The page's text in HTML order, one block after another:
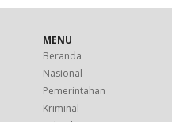
MENU
Beranda
Nasional
Pemerintahan
Kriminal